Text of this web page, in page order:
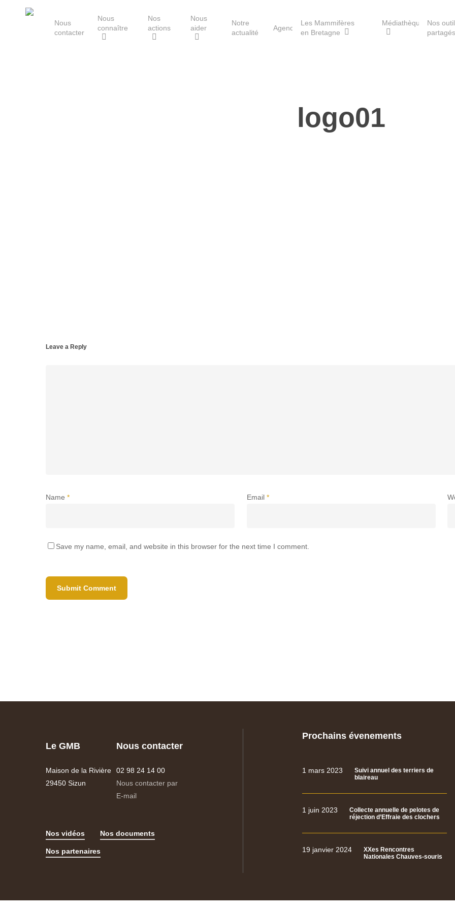
Nous
contacter
Nous
connaître
Nos
actions
Les Havres de paix pour la
loutre
Nous
aider
Notre
actualité
Agenda
Les Mammifères
en Bretagne
Médiathèque
Nos
partagés
logo01
Leave a Reply
Name * Email *
Save my name, email, and website in this browser for the next time I comment.
Le GMB
Maison de la Rivière
29450 Sizun
Nous contacter
02 98 24 14 00
Nous contacter par
E-mail
Nos vidéos Nos documents
Nos partenaires
Prochains évenements
1 mars 2023
Suivi annuel des terriers de
blaireau
1 juin 2023
Collecte annuelle de pelotes de
réjection d’Effraie des clochers
19 janvier 2024
XXes Rencontres
Nationales Chauves-souris